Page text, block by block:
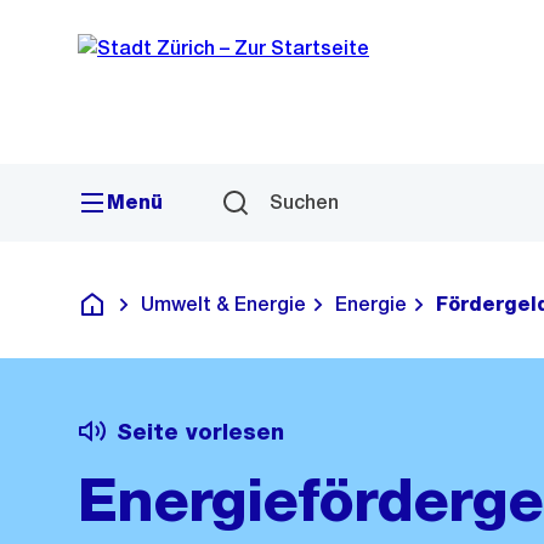
Navigation
Sprunglink
Menü Suchen
Deutsch
Umwelt & Energie Energie
Seite vorlesen